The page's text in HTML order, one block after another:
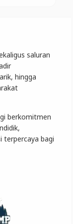
saluran
hingga
berkomitmen
terpercaya bagi